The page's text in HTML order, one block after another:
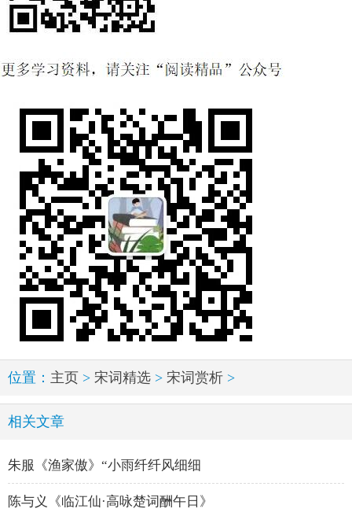
位置： 主页 > 宋词精选 > 宋词赏析 >
相关文章
朱服《渔家傲》“小雨纤纤风细细
陈与义《临江仙·高咏楚词酬午日》